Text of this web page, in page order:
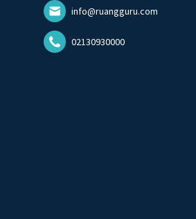
info@ruangguru.com
02130930000